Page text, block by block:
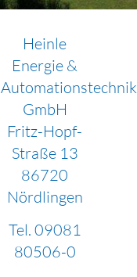
Heinle
Energie &
Automationstechnik
GmbH
Fritz-Hopf-
Straße 13
86720
Nördlingen
Tel. 09081
80506-0